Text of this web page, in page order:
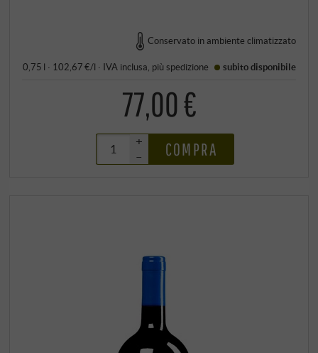
Conservato in ambiente climatizzato
0,75 l · 102,67 €/l · IVA inclusa , piùspedizione subito disponibile
77,00 €
+
–
COMPRA